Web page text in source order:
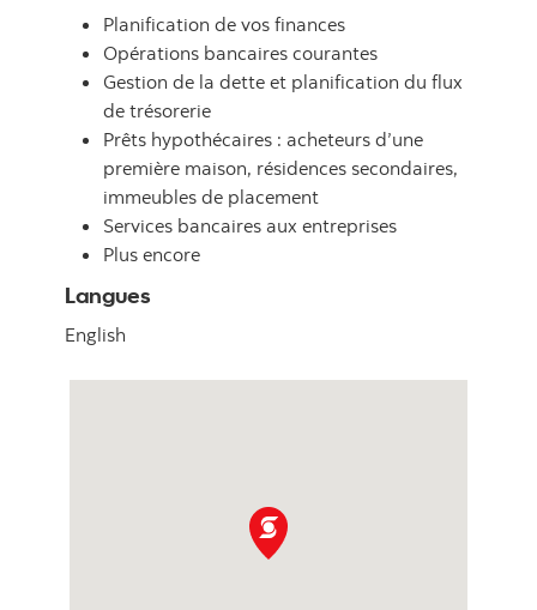
Planification de vos finances
Opérations bancaires courantes
Gestion de la dette et planification du flux
de trésorerie
Prêts hypothécaires : acheteurs d’une
première maison, résidences secondaires,
immeubles de placement
Services bancaires aux entreprises
Plus encore
Langues
English